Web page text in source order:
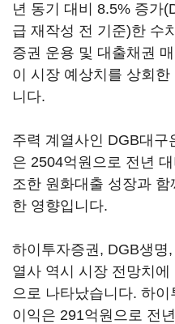
년 동기 대비 8.5% 증가
급 재작성 전 기준)한 수
증권 운용 및 대출채권
이 시장 예상치를 상회
니다.
주력 계열사인 DGB대구
은 2504억원으로 전년
조한 원화대출 성장과
한 영향입니다.
하이투자증권, DGB생명
열사 역시 시장 전망치
으로 나타났습니다. 하
이익은 291억원으로 전